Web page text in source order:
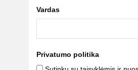
Vardas
Privatumo politika